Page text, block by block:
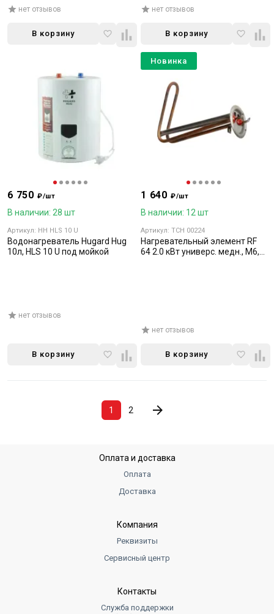
нет отзывов
В корзину
нет отзывов
В корзину
6 750 ₽/шт
В наличии: 28 шт
Артикул: HH HLS 10 U
Водонагреватель Hugard Hug
10л, HLS 10 U под мойкой
нет отзывов
В корзину
1 640 ₽/шт
В наличии: 12 шт
Артикул: TCH 00224
Нагревательный элемент RF
64 2.0 кВт универс. медн., M6,
нет отзывов
В корзину
Новинка
1 2
Оплата и доставка
Оплата
Доставка
Компания
Реквизиты
Сервисный центр
Контакты
Служба поддержки